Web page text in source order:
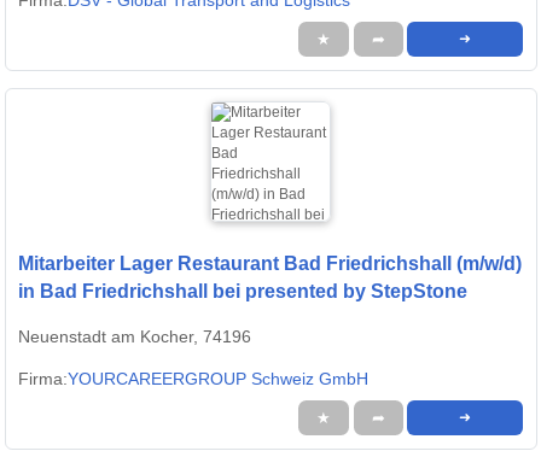
★ ➦ ➜
Mitarbeiter Lager Restaurant Bad Friedrichshall (m/w/d)
in Bad Friedrichshall bei presented by StepStone
Neuenstadt am Kocher, 74196
Firma:YOURCAREERGROUP Schweiz GmbH
★ ➦ ➜